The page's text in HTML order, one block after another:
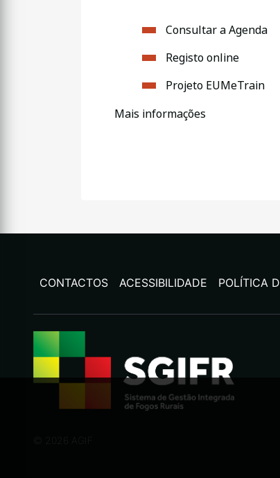
Consultar a Agenda
Registo online
Projeto EUMeTrain
Mais informações
CONTACTOS ACESSIBILIDADE POLÍTICA
2026 AGIF